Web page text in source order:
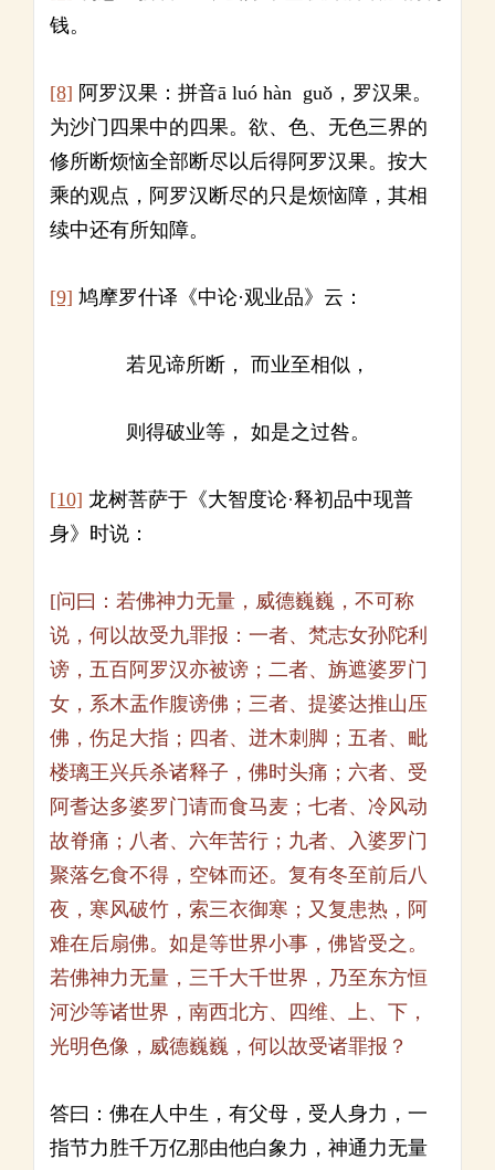
钱。
[8] 阿罗汉果：拼音ā luó hàn guǒ，罗汉果。
为沙门四果中的四果。欲、色、无色三界的
修所断烦恼全部断尽以后得阿罗汉果。按大
乘的观点，阿罗汉断尽的只是烦恼障，其相
续中还有所知障。
[9] 鸠摩罗什译《中论·观业品》云：
若见谛所断， 而业至相似，
则得破业等， 如是之过咎。
[10] 龙树菩萨于《大智度论·释初品中现普
身》时说：
[问曰：若佛神力无量，威德巍巍，不可称
说，何以故受九罪报：一者、梵志女孙陀利
谤，五百阿罗汉亦被谤；二者、旃遮婆罗门
女，系木盂作腹谤佛；三者、提婆达推山压
佛，伤足大指；四者、迸木刺脚；五者、毗
楼璃王兴兵杀诸释子，佛时头痛；六者、受
阿耆达多婆罗门请而食马麦；七者、冷风动
故脊痛；八者、六年苦行；九者、入婆罗门
聚落乞食不得，空钵而还。复有冬至前后八
夜，寒风破竹，索三衣御寒；又复患热，阿
难在后扇佛。如是等世界小事，佛皆受之。
若佛神力无量，三千大千世界，乃至东方恒
河沙等诸世界，南西北方、四维、上、下，
光明色像，威德巍巍，何以故受诸罪报？
答曰：佛在人中生，有父母，受人身力，一
指节力胜千万亿那由他白象力，神通力无量